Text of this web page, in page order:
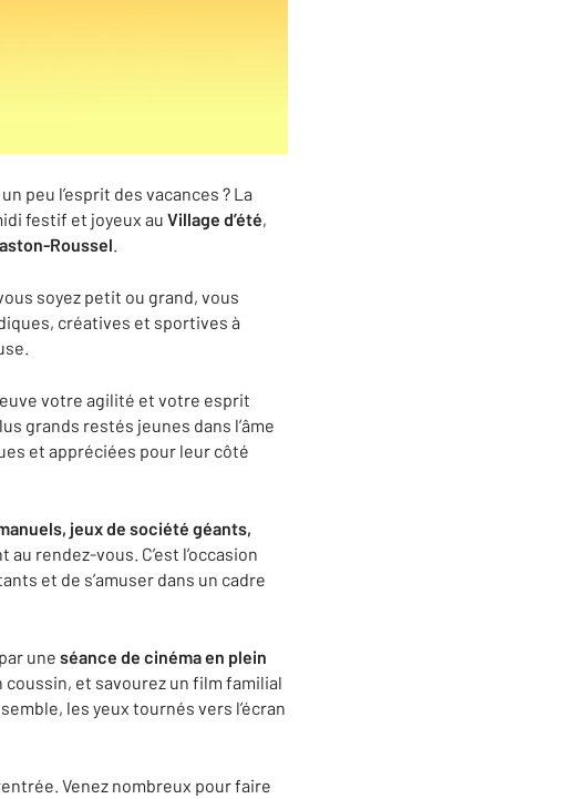
peu l’esprit des vacances ? La
festif et joyeux au Village d’été,
Roussel.
soyez petit ou grand, vous
créatives et sportives à
votre agilité et votre esprit
grands restés jeunes dans l’âme
et appréciées pour leur côté
jeux de société géants,
rendez-vous. C’est l’occasion
et de s’amuser dans un cadre
une séance de cinéma en plein
coussin, et savourez un film familial
les yeux tournés vers l’écran
Venez nombreux pour faire